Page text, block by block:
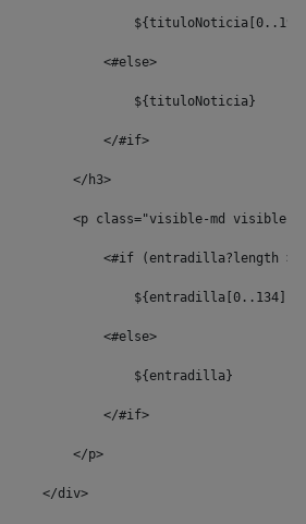
<#else>
${tituloNoticia}
</#if>
</h3>
<p class="visible-md visible-
<#if (entradilla?length >
${entradilla[0..134]}
<#else>
${entradilla}
</#if>
</p>
</div>